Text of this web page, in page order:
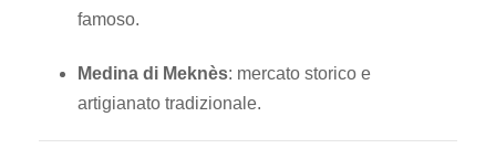
famoso.
Medina di Meknès: mercato storico e
artigianato tradizionale.